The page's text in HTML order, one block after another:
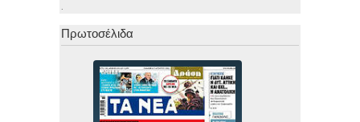
.
Πρωτοσέλιδα